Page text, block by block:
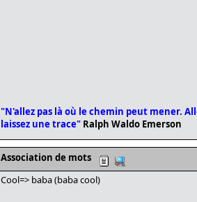
"N'allez pas là où le chemin peut mener.
laissez une trace" Ralph Waldo Emerson
Association de mots
Cool=> baba (baba cool)